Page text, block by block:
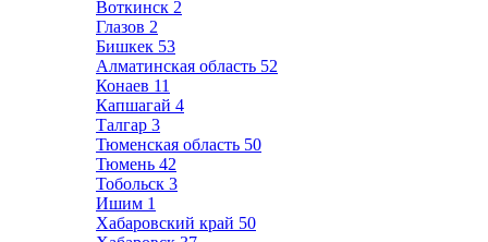
Воткинск 2
Глазов 2
Бишкек 53
Алматинская область 52
Конаев 11
Капшагай 4
Талгар 3
Тюменская область 50
Тюмень 42
Тобольск 3
Ишим 1
Хабаровский край 50